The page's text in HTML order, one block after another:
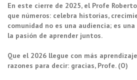
En este cierre de 2025, el Profe
que números: celebra historias,
comunidad no es una audiencia; es
la pasión de aprender juntos.
Que el 2026 llegue con más
razones para decir: gracias, Profe. (O)